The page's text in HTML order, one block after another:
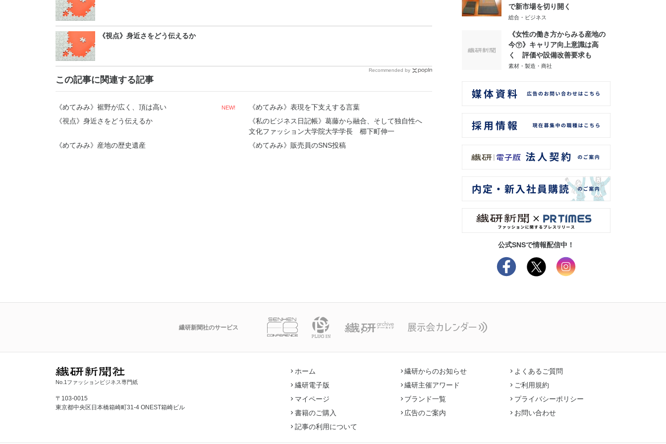
《視点》身近さをどう伝えるか
Recommended by
この記事に関連する記事
《めてみみ》裾野が広く、頂は高い NEW!
《めてみみ》表現を下支えする言葉
《視点》身近さをどう伝えるか
《私のビジネス日記帳》葛藤から融合、そして独自性へ
文化ファッション大学院大学学長 櫛下町伸一
《めてみみ》産地の歴史遺産
《めてみみ》販売員のSNS投稿
で新市場を切り開く
総合・ビジネス
《女性の働き方からみる産地の
今㊦》キャリア向上意識は高
く 評価や設備改善要求も
素材・製造・商社
公式SNSで情報配信中！
繊研新聞社のサービス
No.1ファッションビジネス専門紙
〒103-0015
東京都中央区日本橋箱崎町31-4 ONEST箱崎ビル
ホーム
繊研電子版
マイページ
書籍のご購入
記事の利用について
繊研からのお知らせ
繊研主催アワード
ブランド一覧
広告のご案内
よくあるご質問
ご利用規約
プライバシーポリシー
お問い合わせ